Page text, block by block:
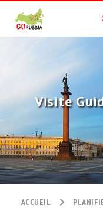
Visite
ACCUEIL